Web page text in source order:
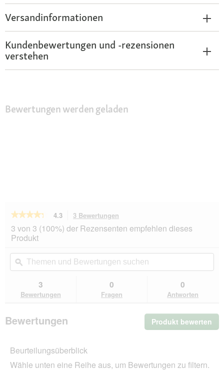
Versandinformationen
Kundenbewertungen und -rezensionen
verstehen
Bewertungen werden geladen
★★★★★
★★★★★
von
5
lesen
für
Professional
Nutrition
Geflügel
kg
4.3 3 Bewertungen
dieser
Aktion
du
zu
den
3 von 3 (100%) der Rezensenten empfehlen dieses
Produkt
Themen
und
Bewertungen
ϙ
3
Bewertungen
0
Fragen
0
Antworten
Bewertungen Produkt bewerten
Mit
Beurteilungsüberblick
Wähle unten eine Reihe aus, um Bewertungen zu filtern.